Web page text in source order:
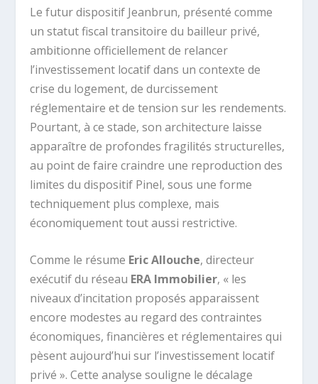
Le futur dispositif Jeanbrun, présenté comme
un statut fiscal transitoire du bailleur privé,
ambitionne officiellement de relancer
l’investissement locatif dans un contexte de
crise du logement, de durcissement
réglementaire et de tension sur les rendements.
Pourtant, à ce stade, son architecture laisse
apparaître de profondes fragilités structurelles,
au point de faire craindre une reproduction des
limites du dispositif Pinel, sous une forme
techniquement plus complexe, mais
économiquement tout aussi restrictive.
Comme le résume Eric Allouche, directeur
exécutif du réseau ERA Immobilier, « les
niveaux d’incitation proposés apparaissent
encore modestes au regard des contraintes
économiques, financières et réglementaires qui
pèsent aujourd’hui sur l’investissement locatif
privé ». Cette analyse souligne le décalage